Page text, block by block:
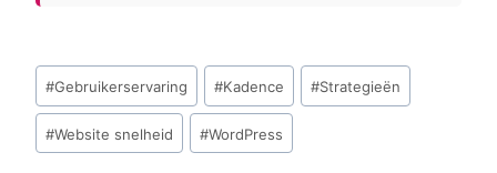
Bericht
tags:
#Gebruikerservaring #Kadence #Strategieën
#Website snelheid #WordPress